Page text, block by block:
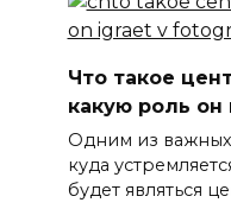
Что такое
какую роль он
Одним из
куда
будет являться